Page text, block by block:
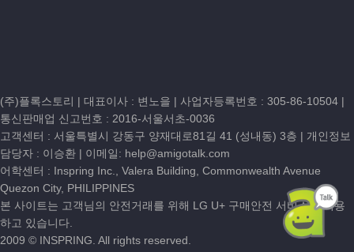
(주)플록스토리 | 대표이사 : 변노을 | 사업자등록번호 : 305-86-10504 |
통신판매업 신고번호 : 2016-서울서초-0036
고객센터 : 서울특별시 강동구 양재대로81길 41 (성내동) 3층 | 개인정보
담당자 : 이승환 | 이메일: help@amigotalk.com
어학센터 : Inspring Inc., Valera Building, Commonwealth Avenue
Quezon City, PHILIPPINES
본 사이트는 고객님의 안전거래를 위해 LG U+ 구매안전 서비스를 이용
하고 있습니다.
2009 © INSPRING. All rights reserved.